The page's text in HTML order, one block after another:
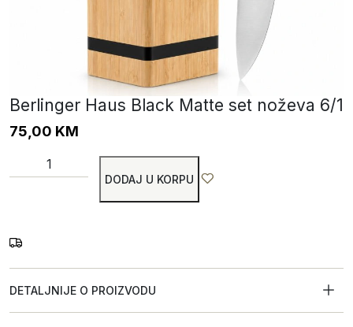
Berlinger Haus Black Matte set noževa 6/1
75,00 KM
DODAJ U KORPU
DETALJNIJE O PROIZVODU